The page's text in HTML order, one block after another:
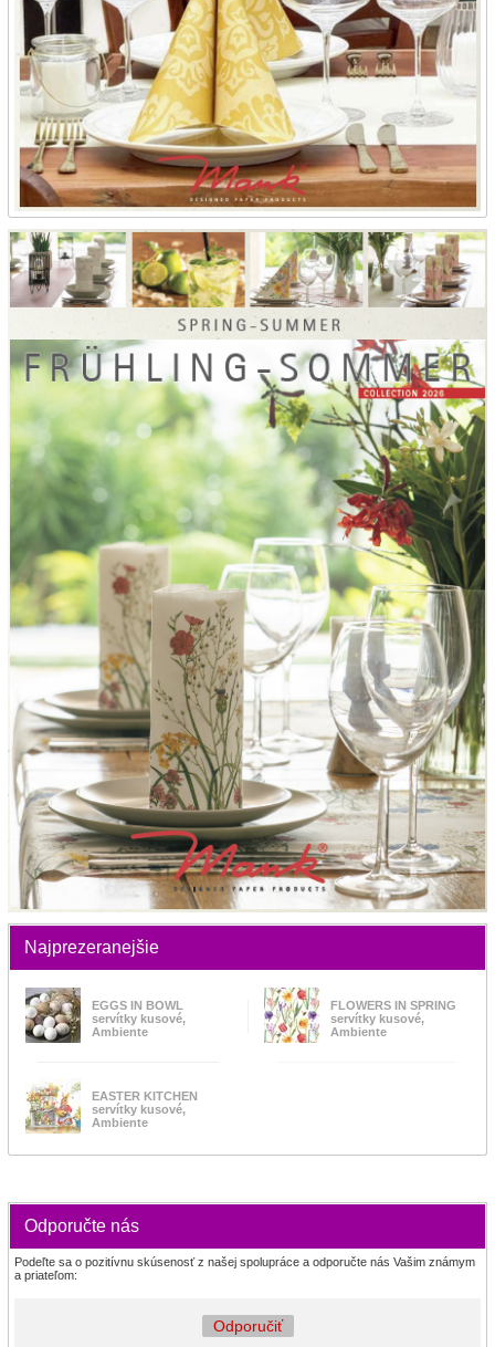
Najprezeranejšie
EGGS IN BOWL
servítky kusové,
Ambiente
FLOWERS IN SPRING
servítky kusové,
Ambiente
EASTER KITCHEN
servítky kusové,
Ambiente
Odporučte nás
Podeľte sa o pozitívnu skúsenosť z našej spolupráce a odporučte nás Vašim známym
a priateľom:
Odporučiť